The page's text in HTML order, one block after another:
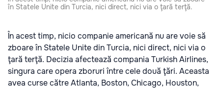
în Statele Unite din Turcia, nici direct, nici via o ţară terţă.
În acest timp, nicio companie americană nu are voie să
zboare în Statele Unite din Turcia, nici direct, nici via o
ţară terţă. Decizia afectează compania Turkish Airlines,
singura care opera zboruri între cele două ţări. Aceasta
avea curse către Atlanta, Boston, Chicago, Houston,